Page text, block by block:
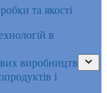
та якості
в
виробництв
і